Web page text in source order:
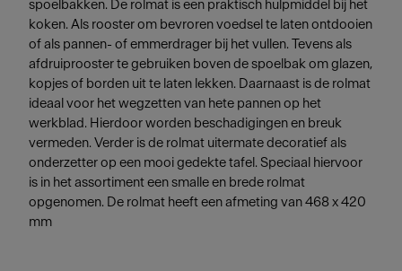
spoelbakken. De rolmat is een praktisch hulpmiddel bij het
koken. Als rooster om bevroren voedsel te laten ontdooien
of als pannen- of emmerdrager bij het vullen. Tevens als
afdruiprooster te gebruiken boven de spoelbak om glazen,
kopjes of borden uit te laten lekken. Daarnaast is de rolmat
ideaal voor het wegzetten van hete pannen op het
werkblad. Hierdoor worden beschadigingen en breuk
vermeden. Verder is de rolmat uitermate decoratief als
onderzetter op een mooi gedekte tafel. Speciaal hiervoor
is in het assortiment een smalle en brede rolmat
opgenomen. De rolmat heeft een afmeting van 468 x 420
mm